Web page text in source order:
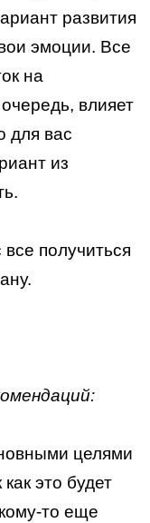
развития
эмоции. Все
на
влияет
для вас
из
получиться
целями
это будет
то еще